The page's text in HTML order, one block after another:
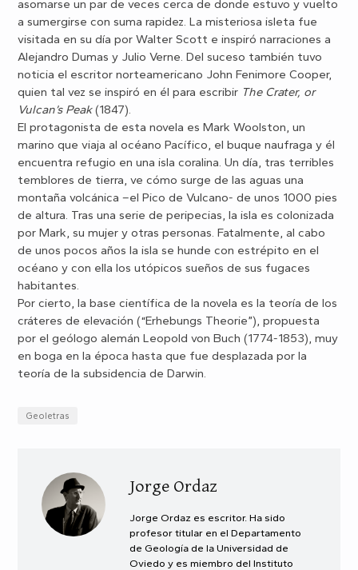
asomarse un par de veces cerca de donde estuvo y vuelto
a sumergirse con suma rapidez. La misteriosa isleta fue
visitada en su día por Walter Scott e inspiró narraciones a
Alejandro Dumas y Julio Verne. Del suceso también tuvo
noticia el escritor norteamericano John Fenimore Cooper,
quien tal vez se inspiró en él para escribir The Crater, or
Vulcan’s Peak(1847).
El protagonista de esta novela es Mark Woolston, un
marino que viaja al océano Pacífico, el buque naufraga y él
encuentra refugio en una isla coralina. Un día, tras terribles
temblores de tierra, ve cómo surge de las aguas una
montaña volcánica –el Pico de Vulcano- de unos 1000 pies
de altura. Tras una serie de peripecias, la isla es colonizada
por Mark, su mujer y otras personas. Fatalmente, al cabo
de unos pocos años la isla se hunde con estrépito en el
océano y con ella los utópicos sueños de sus fugaces
habitantes.
Por cierto, la base científica de la novela es la teoría de los
cráteres de elevación (“Erhebungs Theorie”), propuesta
por el geólogo alemán Leopold von Buch (1774-1853), muy
en boga en la época hasta que fue desplazada por la
teoría de la subsidencia de Darwin.
Geoletras
Jorge Ordaz
Jorge Ordaz es escritor. Ha sido
profesor titular en el Departamento
de Geología de la Universidad de
Oviedo y es miembro del Instituto